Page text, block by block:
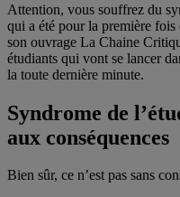
Attention, vous souffrez du
qui a été pour la première
son ouvrage La Chaine
étudiants qui vont se lancer
la toute dernière minute.
Syndrome de
aux conséquences
Bien sûr, ce n’est pas sans